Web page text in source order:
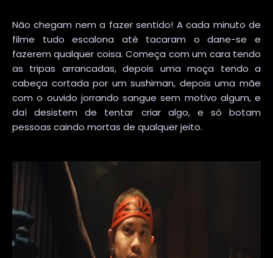
Não chegam nem a fazer sentido! A cada minuto de
filme tudo escalona até tacaram o dane-se e
fazerem qualquer coisa. Começa com um cara tendo
as tripas arrancadas, depois uma moça tendo a
cabeça cortada por um sushiman, depois uma mãe
com o ouvido jorrando sangue sem motivo algum, e
daí desistem de tentar criar algo, e só botam
pessoas caindo mortas de qualquer jeito.